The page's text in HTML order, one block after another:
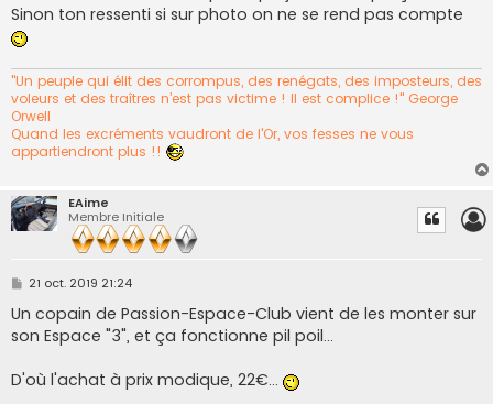
Sinon ton ressenti si sur photo on ne se rend pas compte
"Un peuple qui élit des corrompus, des renégats, des imposteurs, des
voleurs et des traîtres n’est pas victime ! Il est complice !" George
Orwell
Quand les excréments vaudront de l'Or, vos fesses ne vous
appartiendront plus !!
EAime
Membre Initiale
M
s
s
a
21 oct. 2019 21:24
Un copain de Passion-Espace-Club vient de les monter sur
son Espace "3", et ça fonctionne pil poil...
D'où l'achat à prix modique, 22€...